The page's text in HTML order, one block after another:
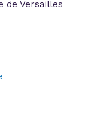
de Versailles